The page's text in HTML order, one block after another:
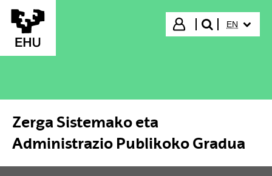
Skip to Main Content
Login
search"
EN
Zerga Sistemako eta
Administrazio Publikoko Gradua